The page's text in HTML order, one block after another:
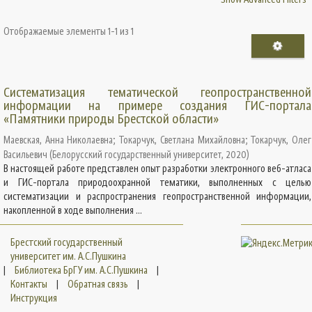
Отображаемые элементы 1-1 из 1
Систематизация тематической геопространственной
информации на примере создания ГИС-портала
«Памятники природы Брестской области»
Маевская, Анна Николаевна;Токарчук, Светлана Михайловна;Токарчук, Олег
Васильевич (Белорусский государственный университет, 2020)
В настоящей работе представлен опыт разработки электронного веб-атласа
и ГИС-портала природоохранной тематики, выполненных с целью
систематизации и распространения геопространственной информации,
накопленной в ходе выполнения ...
Брестский государственный
университет им. А.С.Пушкина
|
Библиотека БрГУ им. А.С.Пушкина
|
Контакты
| Обратная связь
|
Инструкция